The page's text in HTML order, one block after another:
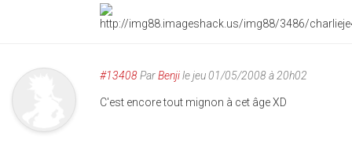
#13408ParBenjile jeu 01/05/2008 à 20h02
C'est encore tout mignon à cet âge XD